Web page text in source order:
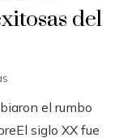
del
el rumbo
siglo XX fue